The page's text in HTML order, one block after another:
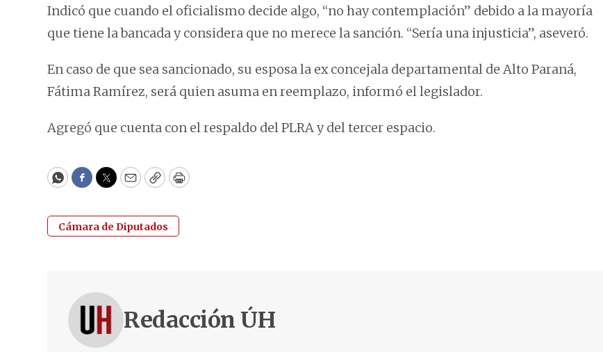
Indicó que cuando el oficialismo decide algo, “no hay contemplación” debido a la mayoría
que tiene la bancada y considera que no merece la sanción. “Sería una injusticia”, aseveró.
En caso de que sea sancionado, su esposa la ex concejala departamental de Alto Paraná,
Fátima Ramírez, será quien asuma en reemplazo, informó el legislador.
Agregó que cuenta con el respaldo del PLRA y del tercer espacio.
WhatsApp
Facebook
Twitter
EmailCopyPrint
Cámara de Diputados
Redacción ÚH